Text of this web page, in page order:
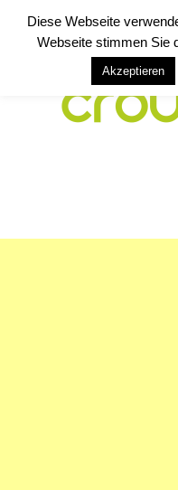
Diese Webseite
Webseite stimmen Sie
Akzeptieren